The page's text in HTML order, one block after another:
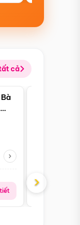
cả
bật
Giá từ:
›